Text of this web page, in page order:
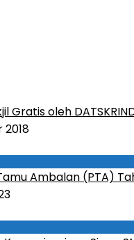
Gratis oleh
Ambalan (PTA)